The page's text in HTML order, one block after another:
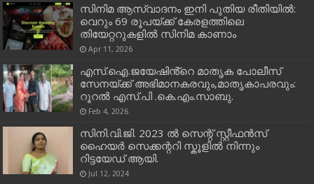
സിനിമ ആസ്വാദനം ഇനി പുതിയ രീതിയിൽ:
വെറും 69 രൂപയ്ക്ക് കേരളത്തിലെ
തിയേറ്ററുകളിൽ സിനിമ കാണാം
Apr 11, 2026
എസ്.ഐ.ജയേഷിൻ്റെ മാതൃക പോലീസ്
സേനയ്ക്ക് അഭിമാനകരവും,മാതൃകാപരവും:
റൂറൽ എസ്.പി .കെ.എം.സാബു.
Feb 4, 2026
സിനി.വി.ജി. 2023 ൽ സെന്റ് സ്റ്റീഫൻസ്
ഹൈയർ സെക്കന്ററി സ്കൂളിൽ നിന്നും
റിട്ടയേഡ് ആയി.
Jul 12, 2024